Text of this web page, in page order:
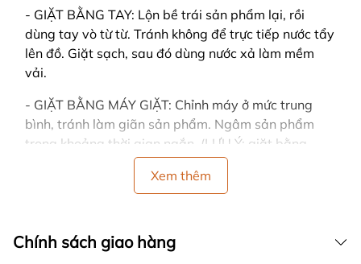
- GIẶT BẰNG TAY: Lộn bề trái sản phẩm lại, rồi
dùng tay vò từ từ. Tránh không để trực tiếp nước tẩy
lên đồ. Giặt sạch, sau đó dùng nước xả làm mềm
vải.
- GIẶT BẰNG MÁY GIẶT: Chỉnh máy ở mức trung
bình, tránh làm giãn sản phẩm. Ngâm sản phẩm
trong khoảng thời gian ngắn. (LƯU Ý: giặt bằng
máy dễ làm cho đồ bị nhàu)
- CÁCH PHƠI: Dùng tay vỗ nhẹ vào sản phẩm sau
Đồng thời tránh vắt đồ mạnh tay, vải sẽ bị nhăn.
Xem thêm
Chính sách giao hàng